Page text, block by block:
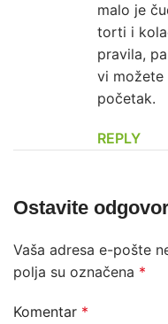
malo je
torti i
pravila,
vi možete
početak.
REPLY
Ostavite
Vaša adresa e-pošte
polja su označena *
Komentar *